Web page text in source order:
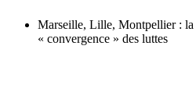
Marseille, Lille, Montpellier : la
« convergence » des luttes